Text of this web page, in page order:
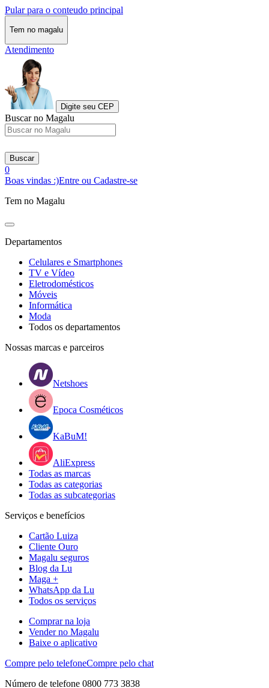
Pular para o conteudo principal
Tem no magalu
Atendimento
Digite seu CEP
Buscar no Magalu
Buscar
0
Boas vindas :)Entre ou Cadastre-se
Tem no Magalu
Departamentos
Celulares e Smartphones
TV e Vídeo
Eletrodomésticos
Móveis
Informática
Moda
Todos os departamentos
Nossas marcas e parceiros
Netshoes
Epoca Cosméticos
KaBuM!
AliExpress
Todas as marcas
Todas as categorias
Todas as subcategorias
Serviços e benefícios
Cartão Luiza
Cliente Ouro
Magalu seguros
Blog da Lu
Maga +
WhatsApp da Lu
Todos os serviços
Comprar na loja
Vender no Magalu
Baixe o aplicativo
Compre pelo telefoneCompre pelo chat
Número de telefone 0800 773 3838